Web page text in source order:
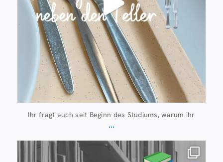
Ihr fragt euch seit Beginn des Studiums, warum ihr
...
Juli 20
0